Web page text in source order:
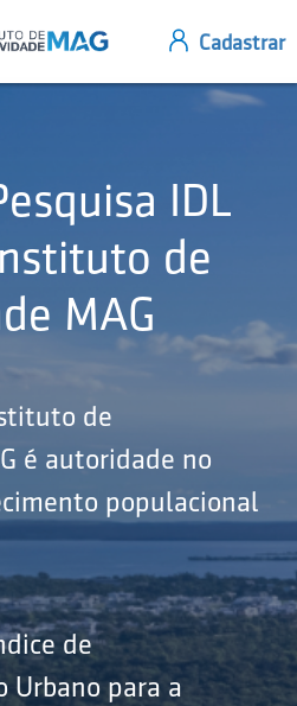
IDL
de
MAG
de
é autoridade no
populacional
de
Urbano para a